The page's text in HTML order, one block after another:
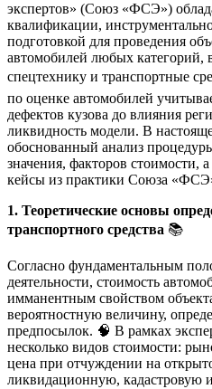
экспертов» (Союз «ФСЭ»)
квалификации,
подготовкой для проведения
автомобилей любых категорий,
спецтехнику и транспортные
по оценке автомобилей
дефектов кузова до влияния
ликвидность модели. В
обоснованный анализ
значения, факторов стоимости,
кейсы из практики Союза
1. Теоретические основы
транспортного средства 📚
Согласно фундаментальным
деятельности, стоимость
имманентным свойством
вероятностную величину,
предпосылок. 🧠 В рамках
несколько видов стоимости:
цена при отчуждении на
ликвидационную, кадастровую